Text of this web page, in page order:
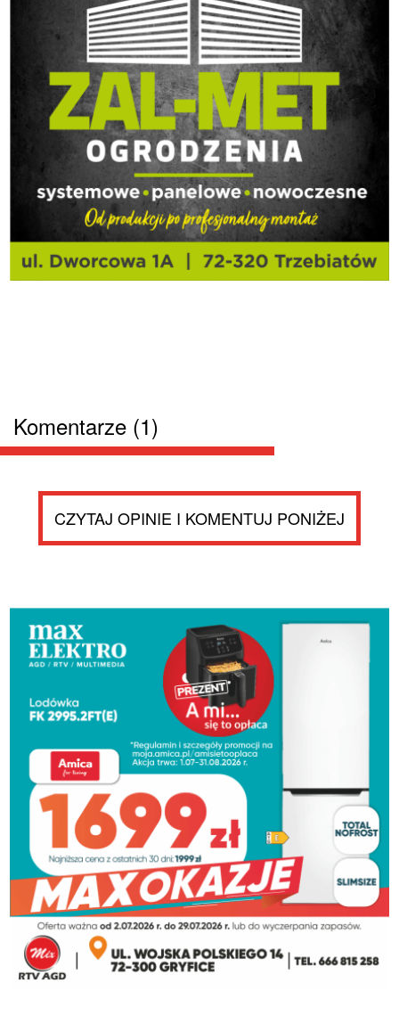
Komentarze (1)
CZYTAJ OPINIE I KOMENTUJ PONIŻEJ